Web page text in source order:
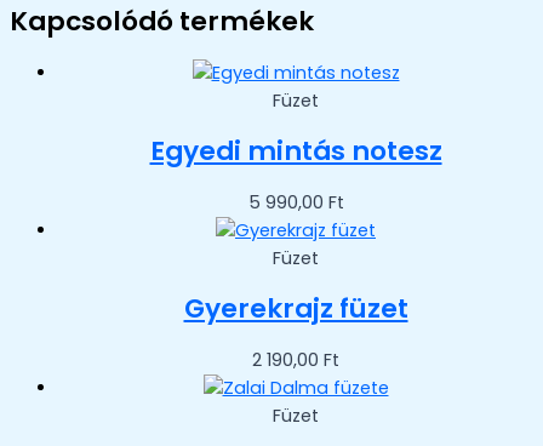
Kapcsolódó termékek
Füzet
Egyedi mintás notesz
5 990,00 Ft
Füzet
Gyerekrajz füzet
2 190,00 Ft
Füzet